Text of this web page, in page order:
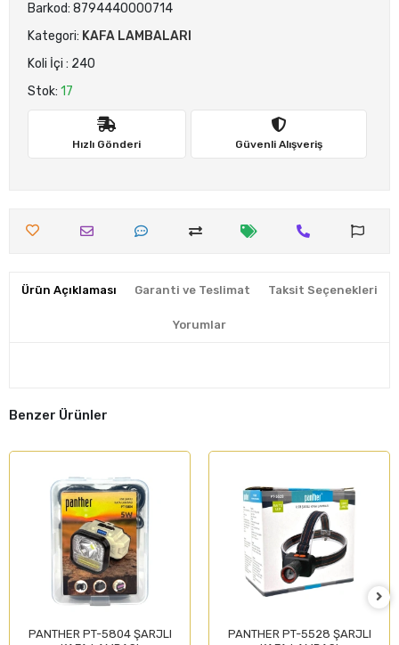
Barkod: 8794440000714
Kategori: KAFA LAMBALARI
Koli İçi : 240
Stok: 17
Hızlı Gönderi Güvenli Alışveriş
Ürün Açıklaması Garanti ve Teslimat Taksit Seçenekleri
Yorumlar
Benzer Ürünler
PANTHER PT-5804 ŞARJLI
PANTHER PT-5528 ŞARJLI